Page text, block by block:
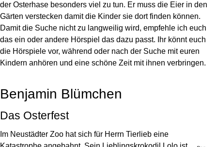
der Osterhase besonders viel zu tun. Er muss die Eier in den
Gärten verstecken damit die Kinder sie dort finden können.
Damit die Suche nicht zu langweilig wird, empfehle ich euch
das ein oder andere Hörspiel das dazu passt. Ihr könnt euch
die Hörspiele vor, während oder nach der Suche mit euren
Kindern anhören und eine schöne Zeit mit ihnen verbringen.
Benjamin Blümchen
Das Osterfest
Im Neustädter Zoo hat sich für Herrn Tierlieb eine